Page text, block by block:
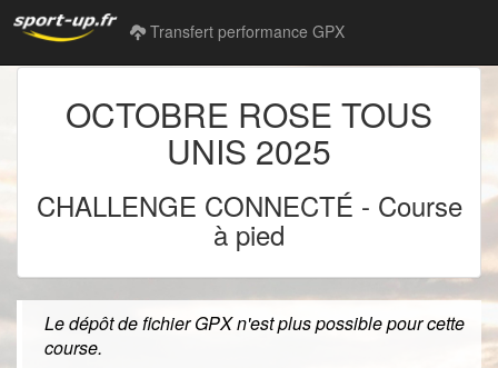
Transfert performance GPX
OCTOBRE ROSE TOUS
UNIS 2025
CHALLENGE CONNECTÉ - Course
à pied
Le dépôt de fichier GPX n'est plus possible pour cette
course.